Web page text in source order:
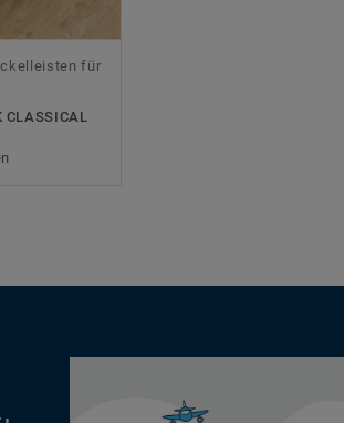
für
CLASSICAL